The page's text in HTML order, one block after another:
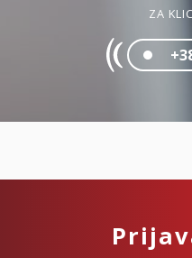
ZA